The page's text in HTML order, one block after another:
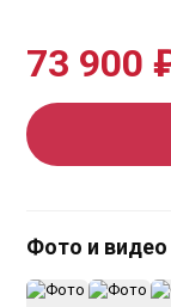
73 900
Фото и видео